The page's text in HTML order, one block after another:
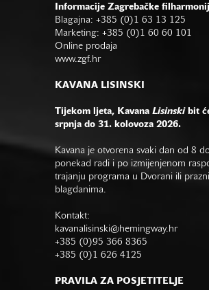
Informacije Zagrebačke
Blagajna: +385 (0)1 63 13 125
Marketing: +385 (0)1 60 60 101
Online prodaja
www.zgf.hr
KAVANA LISINSKI
Tijekom ljeta, Kavana Lisinskibit
srpnja do 31. kolovoza 2026.
Kavana je otvorena svaki dan od 8
ponekad radi i po izmijenjenom
trajanju programa u Dvorani ili
blagdanima.
Kontakt:
kavanalisinski@hemingway.hr
+385 (0)95 366 8365
+385 (0)1 626 4125
PRAVILA ZA POSJETITELJE